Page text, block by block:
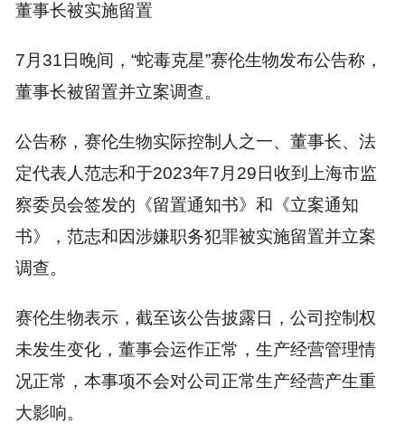
董事长被实施留置
7月31日晚间，“蛇毒克星”赛伦生物发布公告称，
董事长被留置并立案调查。
公告称，赛伦生物实际控制人之一、董事长、法
定代表人范志和于2023年7月29日收到上海市监
察委员会签发的《留置通知书》和《立案通知
书》，范志和因涉嫌职务犯罪被实施留置并立案
调查。
赛伦生物表示，截至该公告披露日，公司控制权
未发生变化，董事会运作正常，生产经营管理情
况正常，本事项不会对公司正常生产经营产生重
大影响。